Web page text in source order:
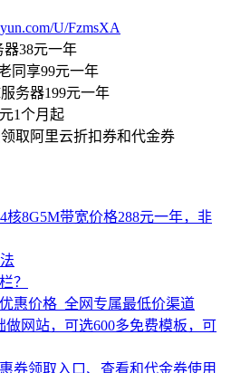
U/FzmsXA
器38元一年
同享99元一年
务器199元一年
1个月起
取阿里云折扣券和代金券
核8G5M带宽价格288元一年，非
？
惠价格_全网专属最低价渠道
做网站，可选600多免费模板，可
券领取入口、查看和代金券使用